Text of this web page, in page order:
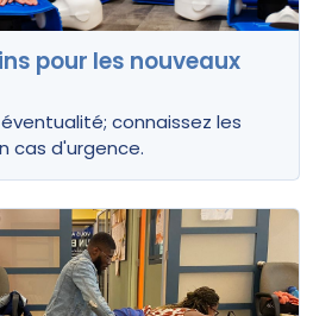
pour les nouveaux
connaissez les
cas d'urgence.